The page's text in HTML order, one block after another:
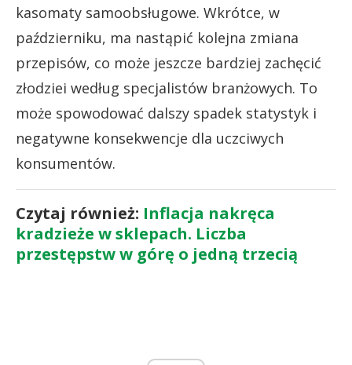
kasomaty samoobsługowe. Wkrótce, w
październiku, ma nastąpić kolejna zmiana
przepisów, co może jeszcze bardziej zachęcić
złodziei według specjalistów branżowych. To
może spowodować dalszy spadek statystyk i
negatywne konsekwencje dla uczciwych
konsumentów.
Czytaj również: Inflacja nakręca
kradzieże w sklepach. Liczba
przestępstw w górę o jedną trzecią